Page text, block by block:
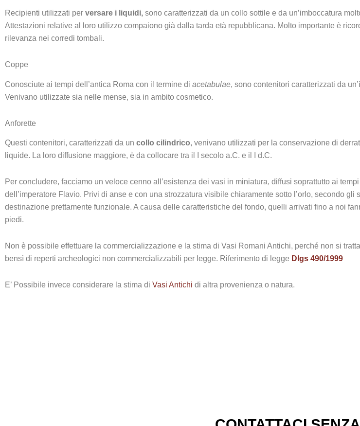
Recipienti utilizzati per versare i liquidi, sono caratterizzati da un collo sottile e da un’imboccatura
Attestazioni relative al loro utilizzo compaiono già dalla tarda età repubblicana. Molto importante è
rilevanza nei corredi tombali.
Coppe
Conosciute ai tempi dell’antica Roma con il termine di acetabulae, sono contenitori caratterizzati da
Venivano utilizzate sia nelle mense, sia in ambito cosmetico.
Anforette
Questi contenitori, caratterizzati da un collo cilindrico, venivano utilizzati per la conservazione di
liquide. La loro diffusione maggiore, è da collocare tra il I secolo a.C. e il I d.C.
Per concludere, facciamo un veloce cenno all’esistenza dei vasi in miniatura, diffusi soprattutto ai
dell’imperatore Flavio. Privi di anse e con una strozzatura visibile chiaramente sotto l’orlo, secondo gli
destinazione prettamente funzionale. A causa delle caratteristiche del fondo, quelli arrivati fino a noi
piedi.
Non è possibile effettuare la commercializzazione e la stima di Vasi Romani Antichi, perché non si
bensì di reperti archeologici non commercializzabili per legge. Riferimento di legge Dlgs 490/1999
E’ Possibile invece considerare la stima di Vasi Antichi di altra provenienza o natura.